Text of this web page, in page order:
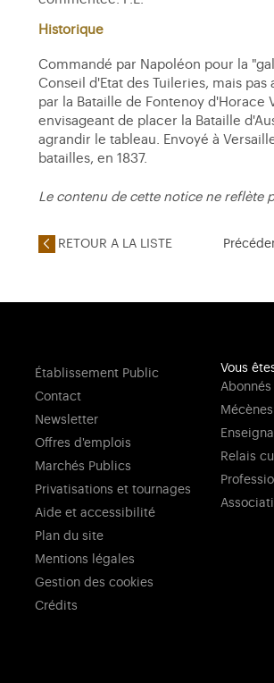
Historique
Commandé par Napoléon pour la
Conseil d'Etat des Tuileries, mais
par la Bataille de Fontenoy d'Horace
envisageant de placer la Bataille
agrandir le tableau. Envoyé à
batailles, en 1837.
Le contenu de cette notice ne reflète
RETOUR A LA LISTE
Établissement Public
Contact
Newsletter
Offres d'emplois
Marchés Publics
Privatisations et tournages
Aide et accessibilité
Plan du site
Mentions légales
Gestion des cookies
Crédits
Vous
Abonnés
Mécènes
Relais